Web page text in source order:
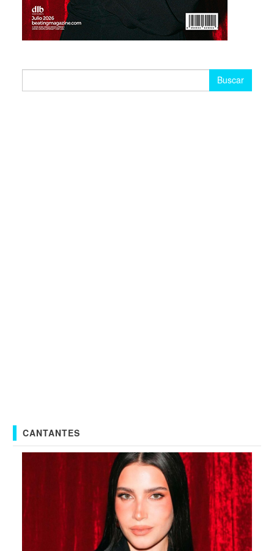
CANTANTES